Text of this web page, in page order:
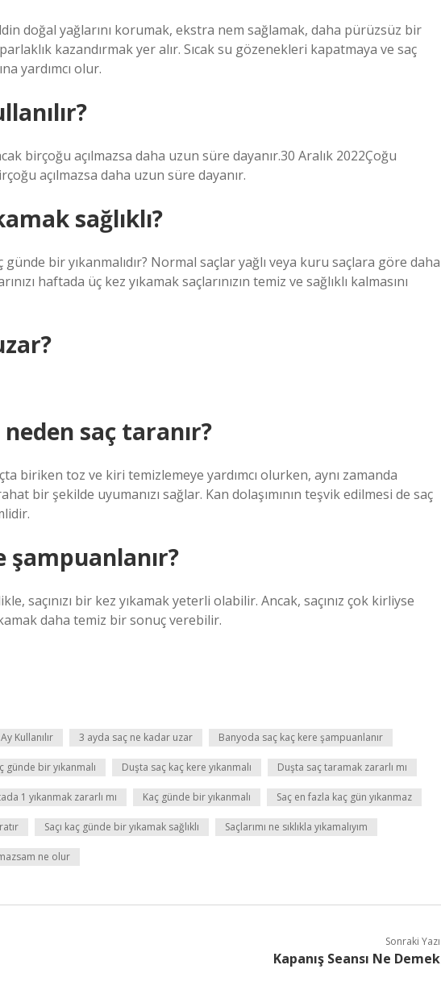
doğal yağlarını korumak, ekstra nem sağlamak, daha pürüzsüz bir
kazandırmak yer alır. Sıcak su gözenekleri kapatmaya ve saç
yardımcı olur.
birçoğu açılmazsa daha uzun süre dayanır.30 Aralık 2022Çoğu
açılmazsa daha uzun süre dayanır.
sağlıklı?
bir yıkanmalıdır? Normal saçlar yağlı veya kuru saçlara göre daha
haftada üç kez yıkamak saçlarınızın temiz ve sağlıklı kalmasını
saç taranır?
biriken toz ve kiri temizlemeye yardımcı olurken, aynı zamanda
bir şekilde uyumanızı sağlar. Kan dolaşımının teşvik edilmesi de saç
şampuanlanır?
saçınızı bir kez yıkamak yeterli olabilir. Ancak, saçınız çok kirliyse
daha temiz bir sonuç verebilir.
Kullanılır 3 ayda saç ne kadar uzar Banyoda saç kaç kere şampuanlanır
günde bir yıkanmalı Duşta saç kaç kere yıkanmalı Duşta saç taramak zararlı mı
1 yıkanmak zararlı mı Kaç günde bir yıkanmalı Saç en fazla kaç gün yıkanmaz
Saçı kaç günde bir yıkamak sağlıklı Saçlarımı ne sıklıkla yıkamalıyım
ne olur
Sonraki Yazı
Kapanış Seansı Ne Demek